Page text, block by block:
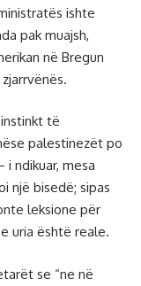
ishte
pak muajsh,
në Bregun
të
palestinezët po
i ndikuar, mesa
një bisedë; sipas
leksione për
uria është reale.
se “ne në